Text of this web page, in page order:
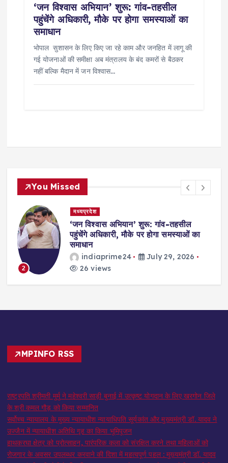
‘जन विश्वास अभियान’ शुरू: गांव-तहसील
पहुंचेंगे अधिकारी, मौके पर होगा समस्याओं का
समाधान
भोपाल सुशासन के लिए किए जा रहे काम और जनहित में लागू की
गई योजनाओं की समीक्षा अब मंत्रालय के बंद कमरों से बैठकर
नहीं बल्कि मैदान में जन विश्वास…
You Missed
2
मध्यप्रदेश
‘जन विश्वास अभियान’ शुरू: गांव-तहसील
पहुंचेंगे अधिकारी, मौके पर होगा समस्याओं का
समाधान
indiaprime24
July 29, 2026
26 views
MPINFO RSS
राष्ट्रपति श्रीमती मुर्मु ने महेश्वरी साड़ी बुनाई में उत्कृष्ट योगदान के लिए खरगोन जिले
के श्री कमल गौड़ को किया सम्मानित
सर्वोच्च न्यायालय के मुख्‍य न्‍यायाधीश न्यायाधिपति सूर्यकांत और मुख्यमंत्री डॉ. यादव ने
उज्जैन में न्यायाधीश अतिथि गृह का किया भूमिपूजन
हाथकरघा क्षेत्र को प्रोत्साहन, पारंपरिक कला को संरक्षित करने तथा महिलाओं को
रोजगार के अवसर उपलब्धर करवाने की दिशा में महत्वपूर्ण पहल : मुख्यमंत्री डॉ. यादव